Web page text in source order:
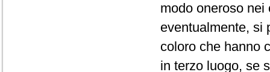
modo oneroso
eventualmente, si
coloro che hanno
in terzo luogo, se